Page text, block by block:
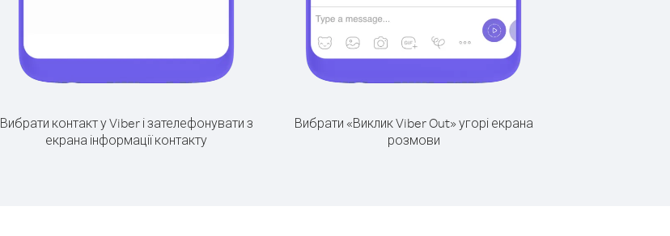
Вибрати контакт у Viber і зателефонувати з
екрана інформації контакту
Вибрати «Виклик Viber Out» угорі екрана
розмови